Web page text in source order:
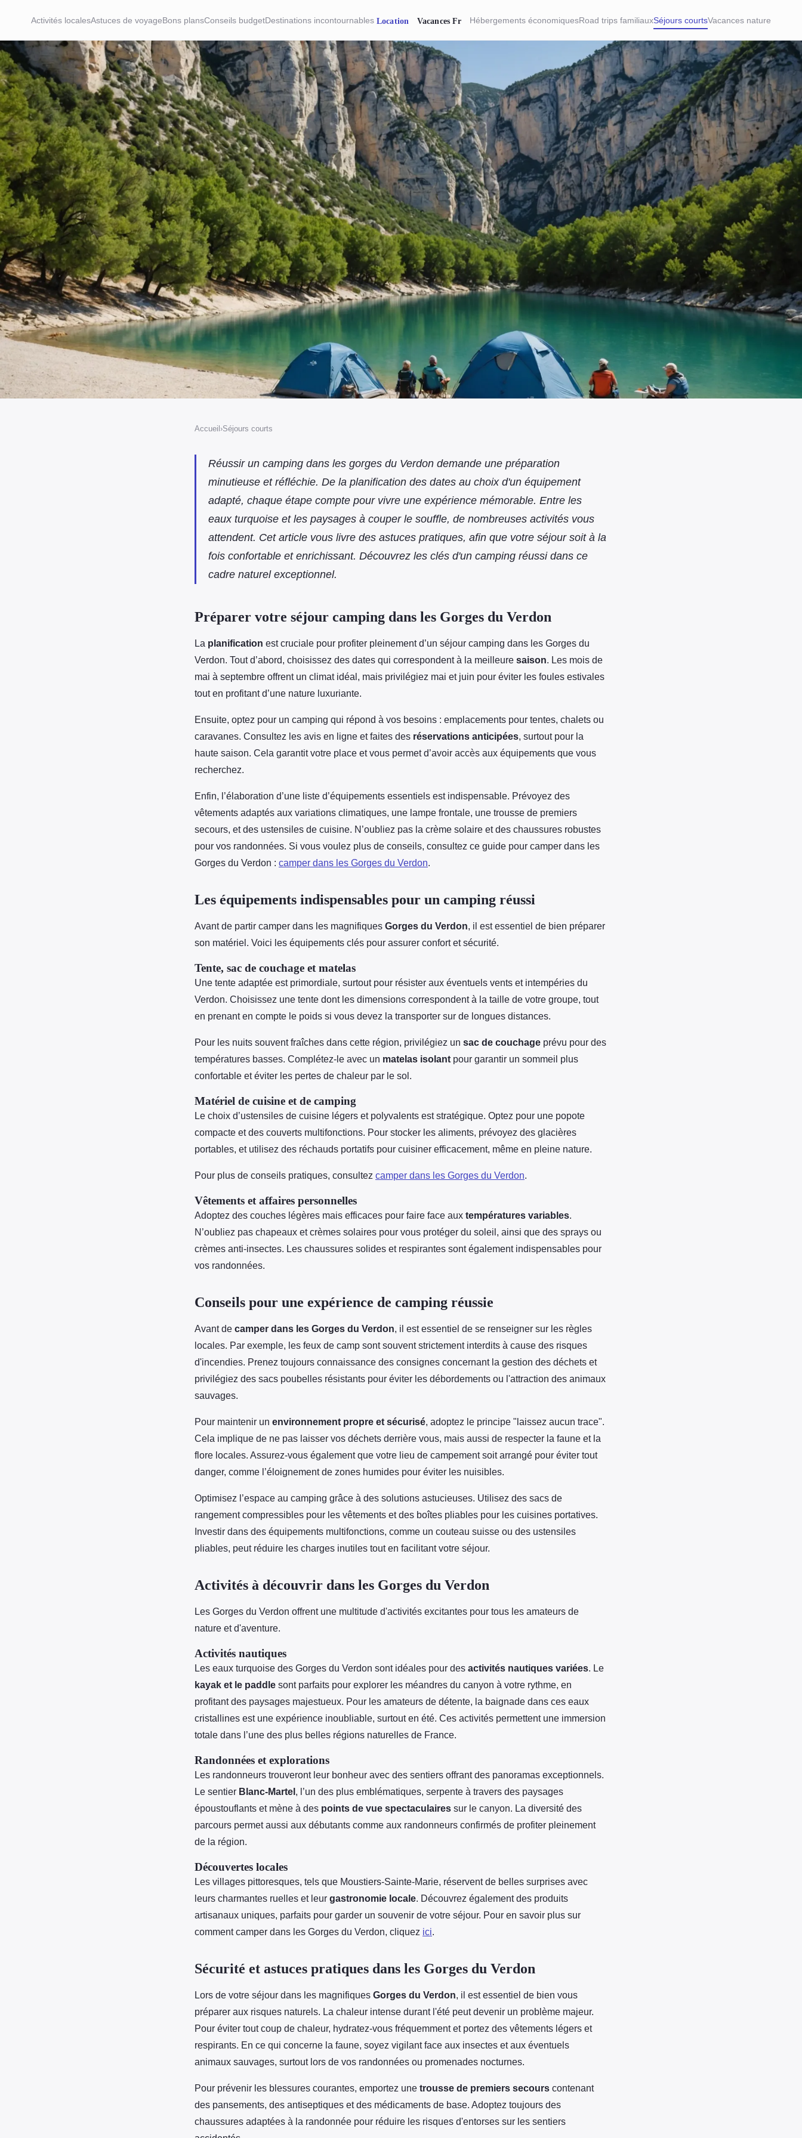
Activités localesAstuces de voyageBons plansConseils budgetDestinations incontournables Hébergements économiquesRoad trips familiauxSéjours courtsVacances nature
Les meilleures astuces pour réussir votre
camping dans les gorges du verdon
Accueil ›Séjours courts
Réussir un camping dans les gorges du Verdon demande une préparation
minutieuse et réfléchie. De la planification des dates au choix d'un équipement
adapté, chaque étape compte pour vivre une expérience mémorable. Entre les
eaux turquoise et les paysages à couper le souffle, de nombreuses activités vous
attendent. Cet article vous livre des astuces pratiques, afin que votre séjour soit à la
fois confortable et enrichissant. Découvrez les clés d'un camping réussi dans ce
cadre naturel exceptionnel.
Préparer votre séjour camping dans les Gorges du Verdon
La planification est cruciale pour profiter pleinement d’un séjour camping dans les Gorges du
Verdon. Toutd’abord, choisissez des dates qui correspondent à la meilleure saison. Les mois de
mai à septembre offrent un climat idéal, mais privilégiez mai et juin pour éviter les foules estivales
tout en profitant d’une nature luxuriante.
Ensuite, optez pour un camping qui répond à vos besoins : emplacements pour tentes, chalets ou
caravanes. Consultez les avis en ligne et faites des réservations anticipées, surtout pour la
haute saison. Cela garantit votre place et vous permet d’avoir accès aux équipements que vous
recherchez.
Enfin, l’élaboration d’une liste d’équipements essentiels est indispensable. Prévoyez des
vêtements adaptés aux variations climatiques, une lampe frontale, une trousse de premiers
secours, et des ustensiles de cuisine. N’oubliez pas la crème solaire et des chaussures robustes
pour vos randonnées. Si vous voulez plus de conseils, consultez ce guide pour camper dans les
Gorges du Verdon : camper dans les Gorges du Verdon.
Les équipements indispensables pour un camping réussi
Avant de partir camper dans les magnifiques Gorges du Verdon, il est essentiel de bien préparer
son matériel. Voici les équipements clés pour assurer confort et sécurité.
Tente, sac de couchage et matelas
Une tente adaptée est primordiale, surtout pour résister aux éventuels vents et intempéries du
Verdon. Choisissez une tente dont les dimensions correspondent à la taille de votre groupe, tout
en prenant en compte le poids si vous devez la transporter sur de longues distances.
Pour les nuits souvent fraîches dans cette région, privilégiez un sac de couchage prévu pour des
températures basses. Complétez-le avec un matelas isolant pour garantir un sommeil plus
confortable et éviter les pertes de chaleur par le sol.
Matériel de cuisine et de camping
Le choix d’ustensiles de cuisine légers et polyvalents est stratégique. Optez pour une popote
compacte et des couverts multifonctions. Pour stocker les aliments, prévoyez des glacières
portables, et utilisez des réchauds portatifs pour cuisiner efficacement, même en pleine nature.
Pour plus de conseils pratiques, consultez camper dans les Gorges du Verdon.
Vêtements et affaires personnelles
Adoptez des couches légères mais efficaces pour faire face aux températures variables.
N’oubliez pas chapeaux et crèmes solaires pour vous protéger du soleil, ainsi que des sprays ou
crèmes anti-insectes. Les chaussures solides et respirantes sont également indispensables pour
vos randonnées.
Conseils pour une expérience de camping réussie
Avant de camper dans les Gorges du Verdon, il est essentiel de se renseigner sur les règles
locales. Par exemple, les feux de camp sont souvent strictement interdits à cause des risques
d'incendies. Prenez toujours connaissance des consignes concernant la gestion des déchets et
privilégiez des sacs poubelles résistants pour éviter les débordements ou l'attraction des animaux
sauvages.
Pour maintenir un environnement propre et sécurisé, adoptez le principe "laissez aucun trace".
Cela implique de ne pas laisser vos déchets derrière vous, mais aussi de respecter la faune et la
flore locales. Assurez-vous également que votre lieu de campement soit arrangé pour éviter tout
danger, comme l’éloignement de zones humides pour éviter les nuisibles.
Optimisez l’espace au camping grâce à des solutions astucieuses. Utilisez des sacs de
rangement compressibles pour les vêtements et des boîtes pliables pour les cuisines portatives.
Investir dans des équipements multifonctions, comme un couteau suisse ou des ustensiles
pliables, peut réduire les charges inutiles tout en facilitant votre séjour.
Activités à découvrir dans les Gorges du Verdon
Les Gorges du Verdon offrent une multitude d'activités excitantes pour tous les amateurs de
nature et d'aventure.
Activités nautiques
Les eaux turquoise des Gorges du Verdon sont idéales pour des activités nautiques variées. Le
kayak et le paddle sont parfaits pour explorer les méandres du canyon à votre rythme, en
profitant des paysages majestueux. Pour les amateurs de détente, la baignade dans ces eaux
cristallines est une expérience inoubliable, surtout en été. Ces activités permettent une immersion
totale dans l’une des plus belles régions naturelles de France.
Randonnées et explorations
Les randonneurs trouveront leur bonheur avec des sentiers offrant des panoramas exceptionnels.
Le sentier Blanc-Martel , l’un des plus emblématiques, serpente à travers des paysages
époustouflants et mène à des points de vue spectaculaires sur le canyon. La diversité des
parcours permet aussi aux débutants comme aux randonneurs confirmés de profiter pleinement
de la région.
Découvertes locales
Les villages pittoresques, tels que Moustiers-Sainte-Marie, réservent de belles surprises avec
leurs charmantes ruelles et leur gastronomie locale. Découvrez également des produits
artisanaux uniques, parfaits pour garder un souvenir de votre séjour. Pour en savoir plus sur
comment camper dans les Gorges du Verdon, cliquez ici.
Sécurité et astuces pratiques dans les Gorges du Verdon
Lors de votre séjour dans les magnifiques Gorges du Verdon, il est essentiel de bien vous
préparer aux risques naturels. La chaleur intense durant l'été peut devenir un problème majeur.
Pour éviter tout coup de chaleur, hydratez-vous fréquemment et portez des vêtements légers et
respirants. En ce qui concerne la faune, soyez vigilant face aux insectes et aux éventuels
animaux sauvages, surtout lors de vos randonnées ou promenades nocturnes.
Pour prévenir les blessures courantes, emportez une trousse de premiers secours contenant
des pansements, des antiseptiques et des médicaments de base. Adoptez toujours des
chaussures adaptées à la randonnée pour réduire les risques d'entorses sur les sentiers